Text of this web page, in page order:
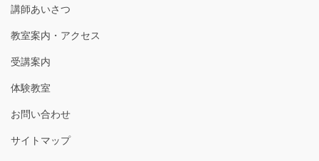
講師あいさつ
教室案内・アクセス
受講案内
体験教室
お問い合わせ
サイトマップ